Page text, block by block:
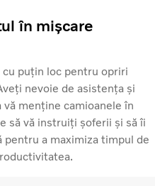
în mișcare
puțin loc pentru opriri
nevoie de asistența și
menține camioanele în
să vă instruiți șoferii și să îi
a maximiza timpul de